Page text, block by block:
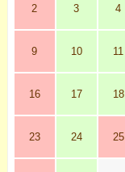
2 3 4
9 10 11
16 17 18
23 24 25